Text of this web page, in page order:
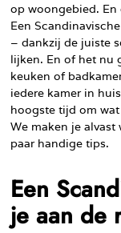
op woongebied.
Een
– dankzij de juiste
lijken. En of het nu
keuken of
iedere kamer in
hoogste tijd om
We maken je
paar handige tips.
Een
je aan de